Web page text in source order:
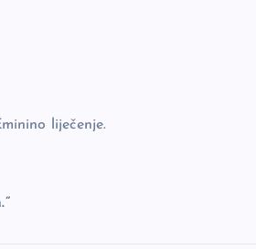
liječenje.